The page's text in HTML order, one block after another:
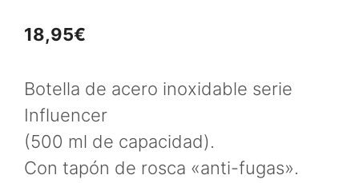
18,95€
Botella de acero inoxidable serie
Influencer
(500 ml de capacidad).
Con tapón de rosca «anti-fugas».